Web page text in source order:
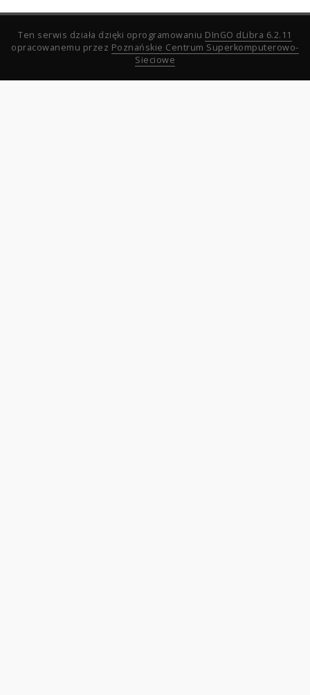
Ten serwis działa dzięki oprogramowaniu DInGO dLibra 6.2.11
opracowanemu przez Poznańskie Centrum Superkomputerowo-
Sieciowe